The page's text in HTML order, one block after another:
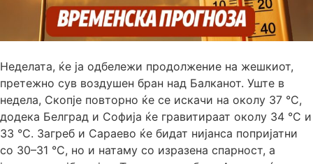
Неделата, ќе ја одбележи продолжение на жешкиот,
претежно сув воздушен бран над Балканот. Уште в
недела, Скопје повторно ќе се искачи на околу 37 °C,
додека Белград и Софија ќе гравитираат околу 34 °C и
33 °C. Загреб и Сараево ќе бидат нијанса попријатни
со 30–31 °C, но и натаму со изразена спарност, а